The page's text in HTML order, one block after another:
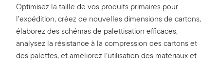
Optimisez la taille de vos produits primaires pour
l’expédition, créez de nouvelles dimensions de cartons,
élaborez des schémas de palettisation efficaces,
analysez la résistance à la compression des cartons et
des palettes, et améliorez l’utilisation des matériaux et